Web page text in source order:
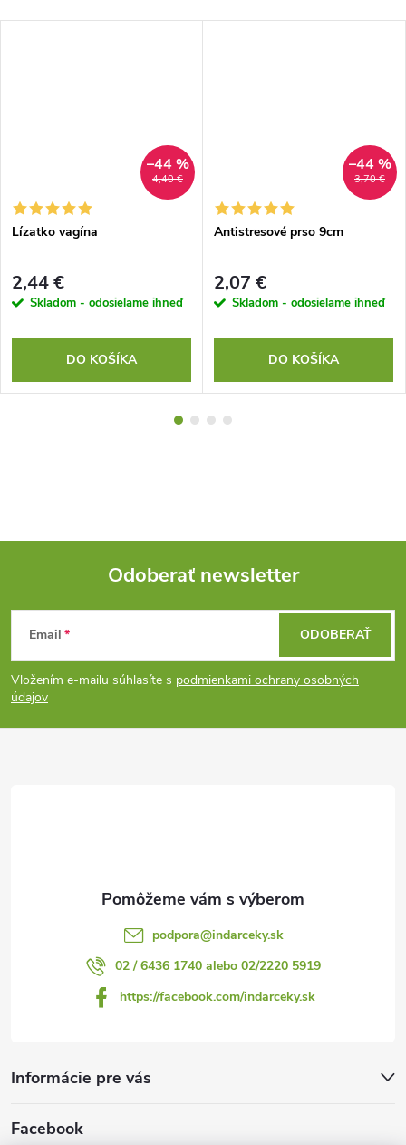
4,40 €
–44 %
Lízatko vagína
2,44 €
Skladom - odosielame ihneď
DO KOŠÍKA
3,70 €
–44 %
Antistresové prso 9cm
2,07 €
Skladom - odosielame ihneď
DO KOŠÍKA
Z
á
p
Odoberať newsletter
Email
Vložením e-mailu súhlasíte s podmienkami ochrany osobných
údajov
ODOBERAŤ
podpora@indarceky.sk
02 / 6436 1740 alebo 02/2220 5919
https://facebook.com/indarceky.sk
Informácie pre vás
Facebook